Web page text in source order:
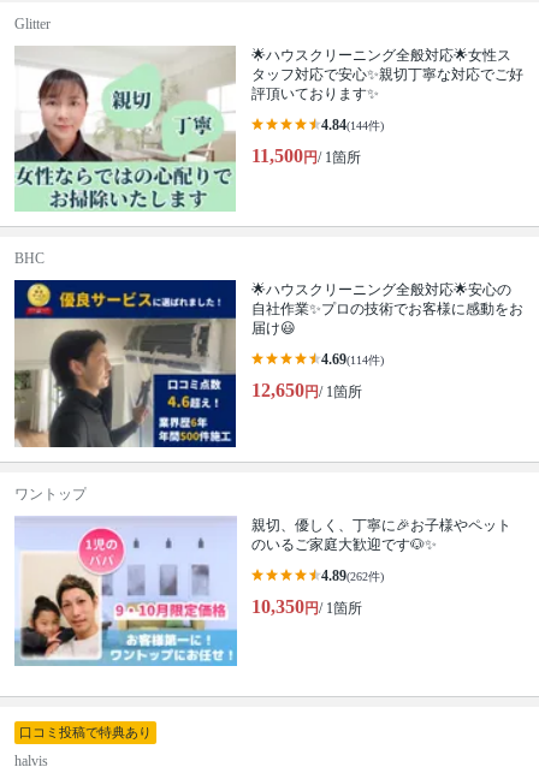
Glitter
🌟ハウスクリーニング全般対応🌟女性ス
タッフ対応で安心✨親切丁寧な対応でご好
評頂いております✨
4.84(144件)
11,500円/ 1箇所
BHC
🌟ハウスクリーニング全般対応🌟安心の
自社作業✨プロの技術でお客様に感動をお
届け😃
4.69(114件)
12,650円/ 1箇所
ワントップ
親切、優しく、丁寧に🎉お子様やペット
のいるご家庭大歓迎です🐶✨
4.89(262件)
10,350円/ 1箇所
口コミ投稿で特典あり
halvis